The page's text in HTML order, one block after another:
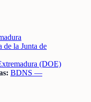
de la Junta de
(DOE)
BDNS —